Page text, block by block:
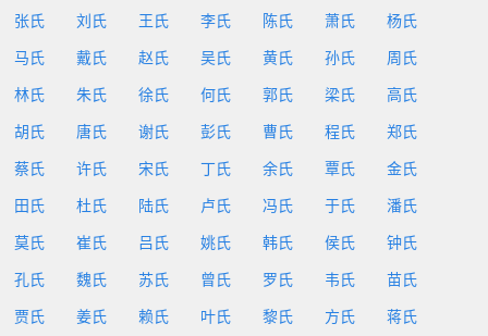
张氏 刘氏 王氏 李氏 陈氏 萧氏 杨氏
马氏 戴氏 赵氏 吴氏 黄氏 孙氏 周氏
林氏 朱氏 徐氏 何氏 郭氏 梁氏 高氏
胡氏 唐氏 谢氏 彭氏 曹氏 程氏 郑氏
蔡氏 许氏 宋氏 丁氏 余氏 覃氏 金氏
田氏 杜氏 陆氏 卢氏 冯氏 于氏 潘氏
莫氏 崔氏 吕氏 姚氏 韩氏 侯氏 钟氏
孔氏 魏氏 苏氏 曾氏 罗氏 韦氏 苗氏
贾氏 姜氏 赖氏 叶氏 黎氏 方氏 蒋氏